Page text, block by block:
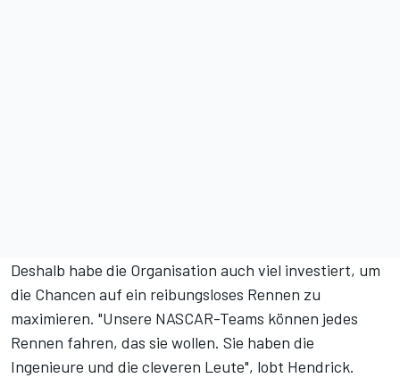
Deshalb habe die Organisation auch viel investiert, um
die Chancen auf ein reibungsloses Rennen zu
maximieren. "Unsere NASCAR-Teams können jedes
Rennen fahren, das sie wollen. Sie haben die
Ingenieure und die cleveren Leute", lobt Hendrick.